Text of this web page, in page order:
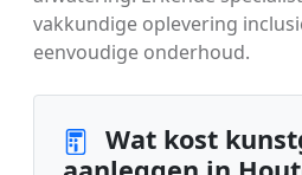
vakkundige oplevering
eenvoudige onderhoud.
Wat kost